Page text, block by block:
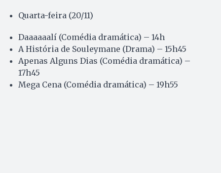
Quarta-feira (20/11)
Daaaaaalí (Comédia dramática) – 14h
A História de Souleymane (Drama) – 15h45
Apenas Alguns Dias (Comédia dramática) –
17h45
Mega Cena (Comédia dramática) – 19h55